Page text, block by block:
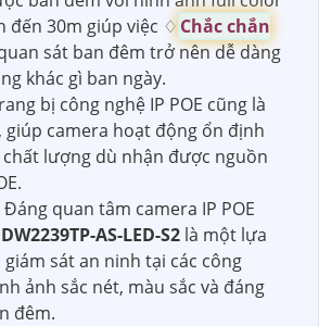
đến 30m giúp việc ♢ Chắc chắn
sát ban đêm trở nên dễ dàng
khác gì ban ngày.
bị công nghệ IP POE cũng là
camera hoạt động ổn định
lượng dù nhận được nguồn
quan tâm camera IP POE
AS-LED-S2 là một lựa
sát an ninh tại các công
ảnh sắc nét, màu sắc và đáng
đêm.